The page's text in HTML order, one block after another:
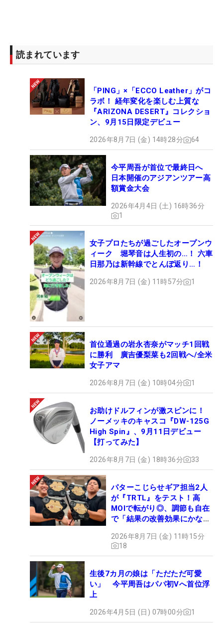
読まれています
「PING」×「ECCO Leather」がコ
ラボ！ 経年変化を楽しむ上質な
『ARIZONA DESERT』コレクショ
ン、9月15日限定デビュー
2026年8月7日 (金) 14時28分 64
今平周吾が首位で最終日へ
日本開催のアジアンツアー高
額賞金大会
2026年4月4日 (土) 16時36分
1
女子プロたちが過ごしたオープンウ
ィーク 堀琴音は人生初の…！ 六車
日那乃は新幹線でとんぼ返り…！
2026年8月7日 (金) 11時57分 1
首位通過の岩永杏奈がマッチ1回戦
に勝利 廣吉優梨菜も2回戦へ/全米
女子アマ
2026年8月7日 (金) 10時04分 1
お助けドルフィンが激スピンに！
ノーメッキのキャスコ『DW-125G
High Spin』、9月11日デビュー
【打ってみた】
2026年8月7日 (金) 18時36分 33
パターこじらせギア担当2人
が『TRTL』をテスト！高
MOIで転がり◎、調節も自在
で「結果の改善効果にかなり
2026年8月7日 (金) 11時15分
18
生後7カ月の娘は「ただただ可愛
い」 今平周吾はパパ初Vへ首位浮
上
2026年4月5日 (日) 07時00分 1